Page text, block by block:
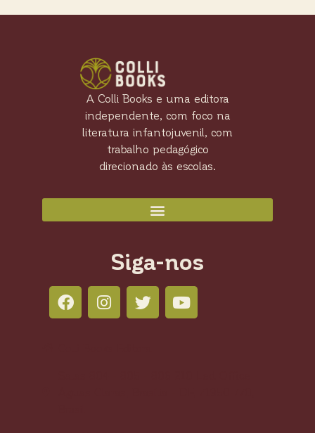
A Colli Books e uma editora
independente, com foco na
literatura infantojuvenil, com
trabalho pedagógico
direcionado às escolas.
Siga-nos